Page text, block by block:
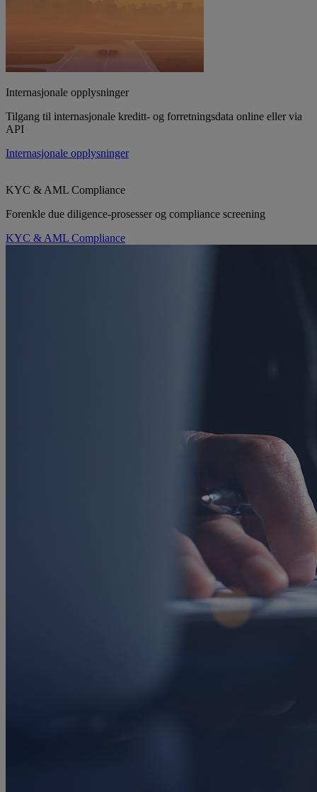
Internasjonale opplysninger
Tilgang til internasjonale kreditt- og forretningsdata online eller via
API
Internasjonale opplysninger